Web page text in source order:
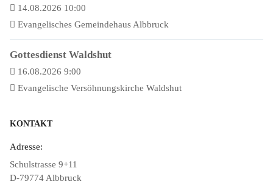
14.08.2026 10:00
Evangelisches Gemeindehaus Albbruck
Gottesdienst Waldshut
16.08.2026 9:00
Evangelische Versöhnungskirche Waldshut
KONTAKT
Adresse:
Schulstrasse 9+11
D-79774 Albbruck